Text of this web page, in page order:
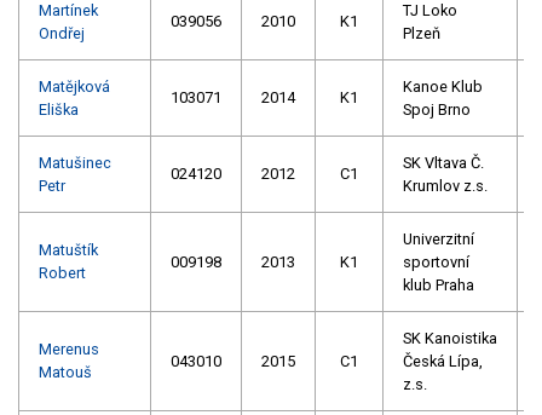
Martínek
Ondřej
039056 2010 K1
TJ Loko
Plzeň
Matějková
Eliška
103071 2014 K1
Kanoe Klub
Spoj Brno
Matušinec
Petr
024120 2012 C1
SK Vltava Č.
Krumlov z.s.
Matuštík
Robert
009198 2013 K1
Univerzitní
sportovní
klub Praha
Merenus
Matouš
043010 2015 C1
SK Kanoistika
Česká Lípa,
z.s.